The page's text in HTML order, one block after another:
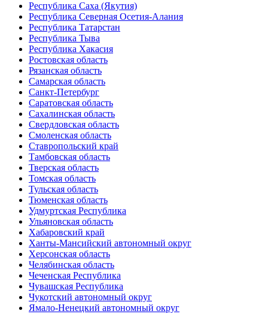
Республика Саха (Якутия)
Республика Северная Осетия-Алания
Республика Татарстан
Республика Тыва
Республика Хакасия
Ростовская область
Рязанская область
Самарская область
Санкт-Петербург
Саратовская область
Сахалинская область
Свердловская область
Смоленская область
Ставропольский край
Тамбовская область
Тверская область
Томская область
Тульская область
Тюменская область
Удмуртская Республика
Ульяновская область
Хабаровский край
Ханты-Мансийский автономный округ
Херсонская область
Челябинская область
Чеченская Республика
Чувашская Республика
Чукотский автономный округ
Ямало-Ненецкий автономный округ